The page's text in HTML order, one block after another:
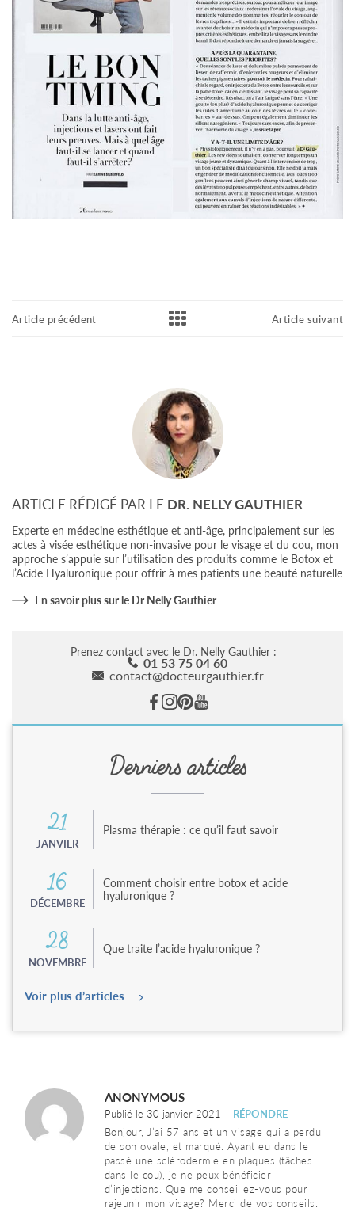
Derniers articles
21
JANVIER
Plasma thérapie : ce qu’il faut savoir
16
DÉCEMBRE
Comment choisir entre botox et acide
hyaluronique ?
28
NOVEMBRE
Que traite l’acide hyaluronique ?
Voir plus d’articles
Article précédent Article suivant
ARTICLE RÉDIGÉ PAR LE DR. NELLY GAUTHIER
Experte en médecine esthétique et anti-âge, principalement sur les
actes à visée esthétique non-invasive pour le visage et du cou, mon
approche s’appuie sur l’utilisation des produits comme le Botox et
l’Acide Hyaluronique pour offrir à mes patients une beauté naturelle
En savoir plus sur le Dr Nelly Gauthier
Prenez contact avec le Dr. Nelly Gauthier :
01 53 75 04 60
contact@docteurgauthier.fr
ANONYMOUS
Publié le 30 janvier 2021
RÉPONDRE
Bonjour, J’ai 57 ans et un visage qui a perdu
de son ovale, et marqué. Ayant eu dans le
passé une sclérodermie en plaques (tâches
dans le cou), je ne peux bénéficier
d’injections. Que me conseillez-vous pour
rajeunir mon visage? Merci de vos conseils.